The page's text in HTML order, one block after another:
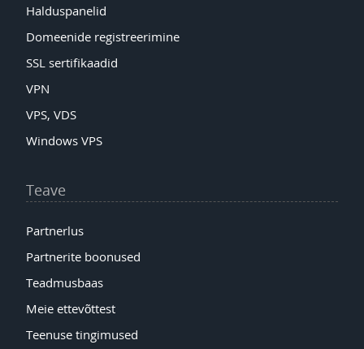
Halduspanelid
Domeenide registreerimine
SSL sertifikaadid
VPN
VPS, VDS
Windows VPS
Teave
Partnerlus
Partnerite boonused
Teadmusbaas
Meie ettevõttest
Teenuse tingimused